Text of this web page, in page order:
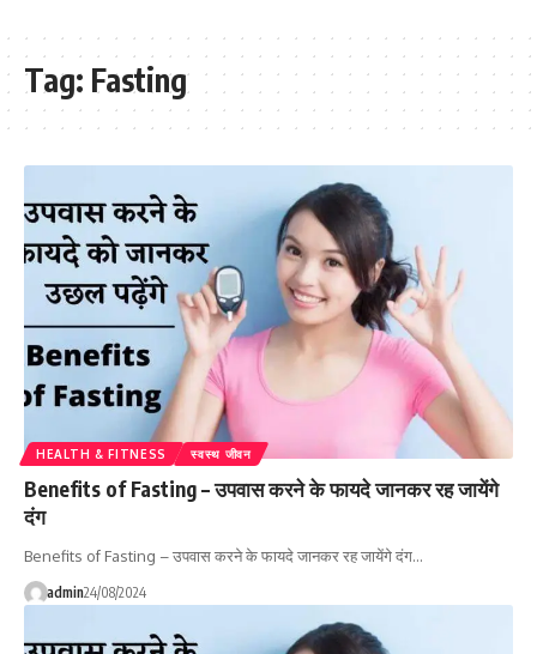
Tag: Fasting
HEALTH & FITNESS स्वस्थ जीवन
Benefits of Fasting – उपवास करने के फायदे जानकर रह जायेंगे
दंग
Benefits of Fasting – उपवास करने के फायदे जानकर रह जायेंगे दंग…
admin24/08/2024